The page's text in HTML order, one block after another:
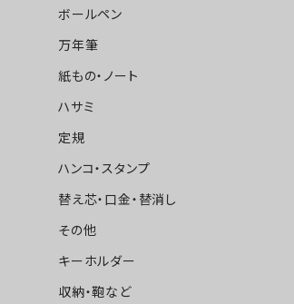
ボールペン
万年筆
紙もの・ノート
ハサミ
定規
ハンコ・スタンプ
替え芯・口金・替消し
その他
キーホルダー
収納・鞄など